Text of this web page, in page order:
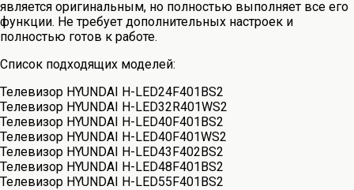
является оригинальным, но полностью выполняет все его
функции. Не требует дополнительных настроек и
полностью готов к работе.
Список подходящих моделей:
Телевизор HYUNDAI H-LED24F401BS2
Телевизор HYUNDAI H-LED32R401WS2
Телевизор HYUNDAI H-LED40F401BS2
Телевизор HYUNDAI H-LED40F401WS2
Телевизор HYUNDAI H-LED43F402BS2
Телевизор HYUNDAI H-LED48F401BS2
Телевизор HYUNDAI H-LED55F401BS2